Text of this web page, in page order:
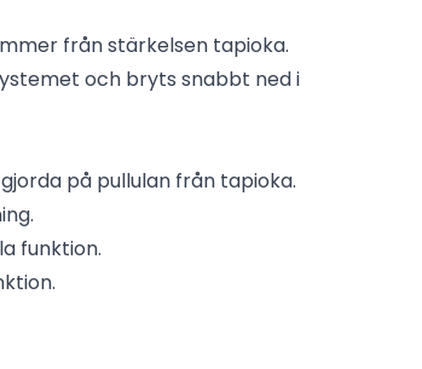
från stärkelsen tapioka.
och bryts snabbt ned i
på pullulan från tapioka.
funktion.